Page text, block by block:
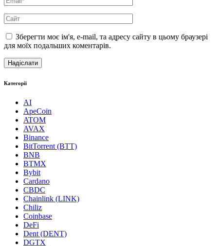
Зберегти моє ім'я, e-mail, та адресу сайту в цьому браузері
для моїх подальших коментарів.
Категорії
AI
ApeCoin
ATOM
AVAX
Binance
BitTorrent (BTT)
BNB
BTMX
Bybit
Cardano
CBDC
Chainlink (LINK)
Chiliz
Coinbase
DeFi
Dent (DENT)
DGTX